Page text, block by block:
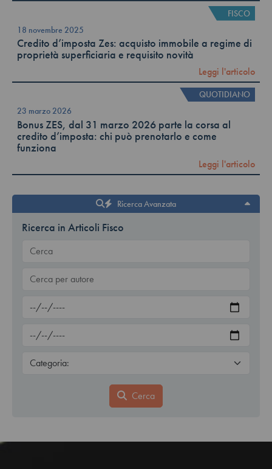
FISCO
18 novembre 2025
Credito d’imposta Zes: acquisto immobile a regime di
proprietà superficiaria e requisito novità
Leggi l'articolo
QUOTIDIANO
23 marzo 2026
Bonus ZES, dal 31 marzo 2026 parte la corsa al
credito d’imposta: chi può prenotarlo e come
funziona
Leggi l'articolo
Ricerca Avanzata
Ricerca in Articoli Fisco
Cerca